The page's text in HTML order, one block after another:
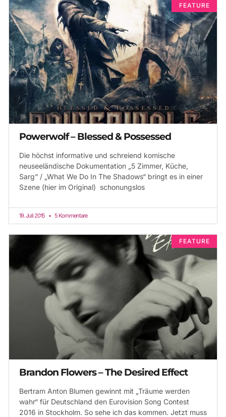
FEATURE
Powerwolf – Blessed & Possessed
Die höchst informative und schreiend komische
neuseeländische Dokumentation „5 Zimmer, Küche,
Sarg“ / „What We Do In The Shadows“ bringt es in einer
Szene (hier im Original) schonungslos
19. Juli 2015 5 Kommentare
FEATURE
Brandon Flowers – The Desired Effect
Bertram Anton Blumen gewinnt mit „Träume werden
wahr“ für Deutschland den Eurovision Song Contest
2016 in Stockholm. So sehe ich das kommen. Jetzt muss